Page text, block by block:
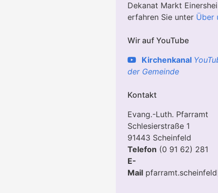
Dekanat Markt
erfahren Sie unter Über
Wir auf YouTube
Kirchenkanal
der Gemeinde
Kontakt
Evang.-Luth. Pfarramt
Schlesierstraße 1
91443 Scheinfeld
Telefon (0 91 62) 281
E-
Mail